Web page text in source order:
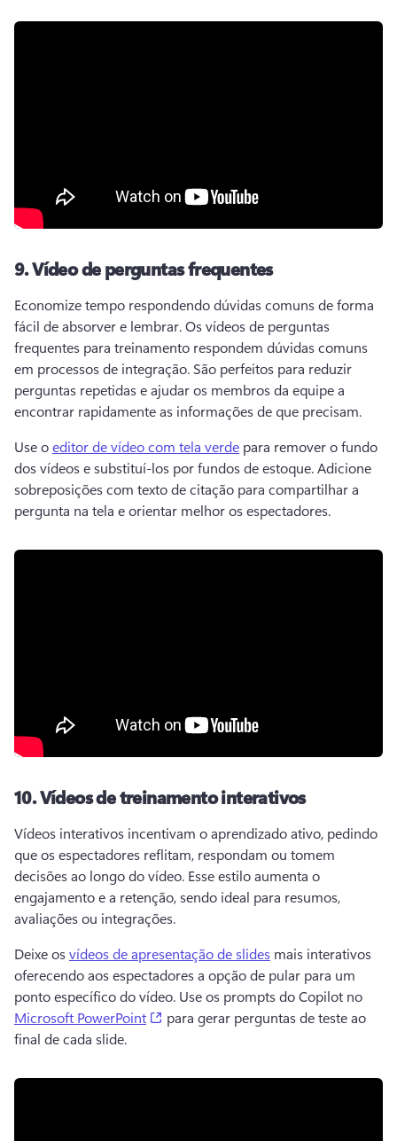
9.Vídeo de perguntas frequentes
Economize tempo respondendo dúvidas comuns de forma
fácil de absorver e lembrar. Os vídeos de perguntas
frequentes para treinamento respondem dúvidas comuns
em processos de integração. São perfeitos para reduzir
perguntas repetidas e ajudar os membros da equipe a
encontrar rapidamente as informações de que precisam.
Use o editor de vídeo com tela verde para remover o fundo
dos vídeos e substituí-los por fundos de estoque. Adicione
sobreposições com texto de citação para compartilhar a
pergunta na tela e orientar melhor os espectadores.
10.Vídeos de treinamento interativos
Vídeos interativos incentivam o aprendizado ativo, pedindo
que os espectadores reflitam, respondam ou tomem
decisões ao longo do vídeo. Esse estilo aumenta o
engajamento e a retenção, sendo ideal para resumos,
avaliações ou integrações.
Deixe os vídeos de apresentação de slides mais interativos
oferecendo aos espectadores a opção de pular para um
ponto específico do vídeo. Use os prompts do Copilot no
Microsoft PowerPoint
(opens in a new tab)
para gerar perguntas de teste ao
final de cada slide.